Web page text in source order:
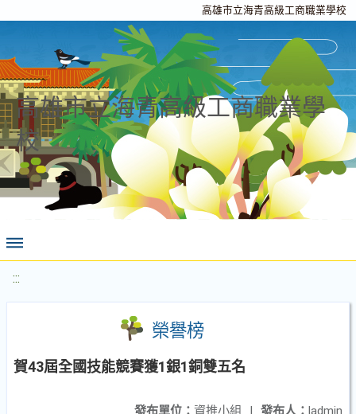
高雄市立海青高級工商職業學校
高雄市立海青高級工商職業學
校
:::
榮譽榜
賀43屆全國技能競賽獲1銀1銅雙五名
發布人： ladmin
發布單位： 資推小組 |